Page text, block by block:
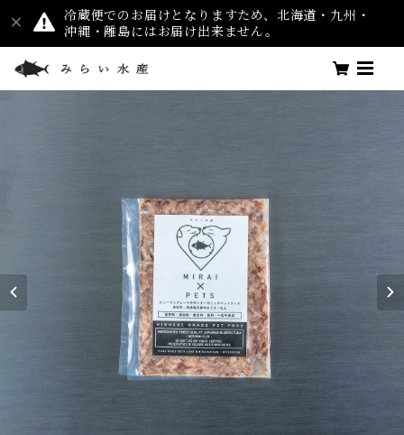
冷蔵便でのお届けとなりますため、北海道・九州・
沖縄・離島にはお届け出来ません。